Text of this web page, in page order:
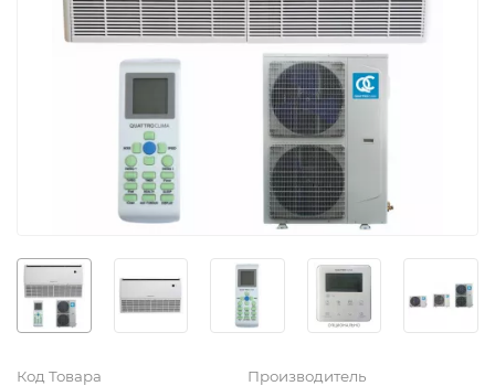
Код Товара Производитель